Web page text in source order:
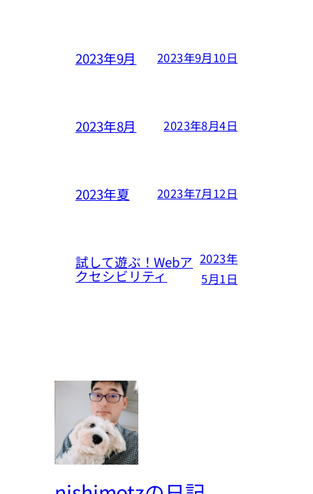
2023年9月 2023年9月10日
2023年8月 2023年8月4日
2023年夏 2023年7月12日
試して遊ぶ！Webア
クセシビリティ
2023年
5月1日